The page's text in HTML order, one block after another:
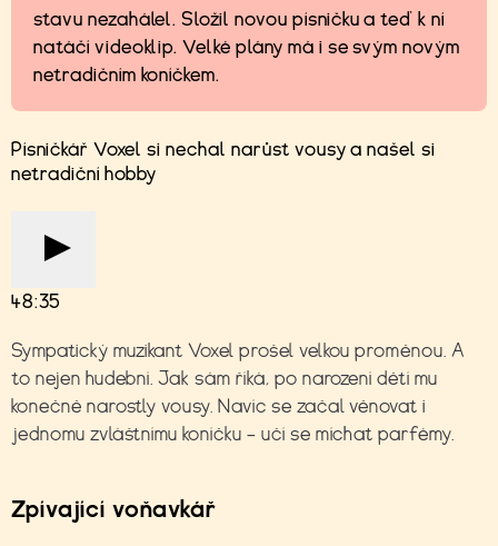
stavu nezahálel. Složil novou písničku a teď k ní
natáčí videoklip. Velké plány má i se svým novým
netradičním koníčkem.
Písničkář Voxel si nechal narůst vousy a našel si
netradiční hobby
48:35
Sympatický muzikant Voxel prošel velkou proměnou. A
to nejen hudební. Jak sám říká, po narození dětí mu
konečně narostly vousy. Navíc se začal věnovat i
jednomu zvláštnímu koníčku – učí se míchat parfémy.
Zpívající voňavkář